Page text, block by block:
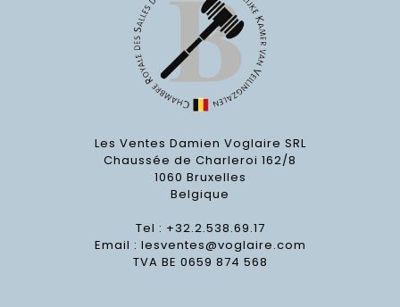
Les Ventes Damien Voglaire SRL
Chaussée de Charleroi 162/8
1060 Bruxelles
Belgique
Tel : +32.2.538.69.17
Email : lesventes@voglaire.com
TVA BE 0659 874 568